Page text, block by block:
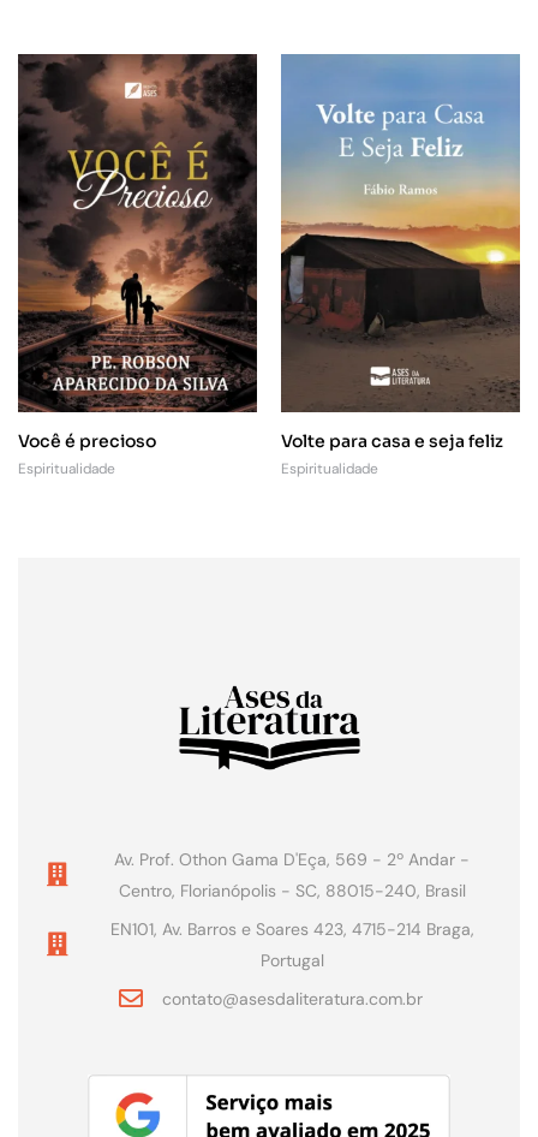
Você é precioso
Espiritualidade
Volte para casa e seja feliz
Espiritualidade
Av. Prof. Othon Gama D'Eça, 569 - 2º Andar -
Centro, Florianópolis - SC, 88015-240, Brasil
EN101, Av. Barros e Soares 423, 4715-214 Braga,
Portugal
contato@asesdaliteratura.com.br